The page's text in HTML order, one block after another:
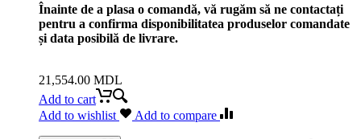
Înainte de a plasa o comandă, vă rugăm să ne contactați
pentru a confirma disponibilitatea produselor comandate
și data posibilă de livrare.
21,554.00 MDL
Add to cart
Add to wishlist
Add to compare